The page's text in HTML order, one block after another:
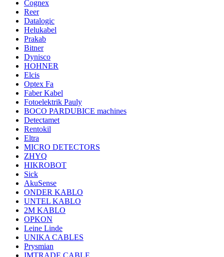
Cognex
Reer
Datalogic
Helukabel
Prakab
Bitner
Dynisco
HOHNER
Elcis
Optex Fa
Faber Kabel
Fotoelektrik Pauly
BOCO PARDUBICE machines
Detectamet
Rentokil
Eltra
MICRO DETECTORS
ZHYQ
HIKROBOT
Sick
AkuSense
ONDER KABLO
UNTEL KABLO
2M KABLO
OPKON
Leine Linde
UNIKA CABLES
Prysmian